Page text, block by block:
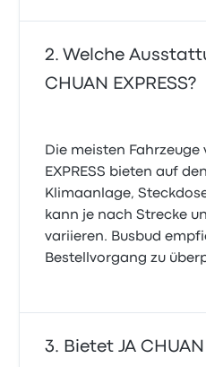
Welche
CHUAN EXPRESS?
Die meisten Fahrzeuge
EXPRESS bieten auf
Klimaanlage,
kann je nach Strecke
variieren. Busbud
Bestellvorgang zu
Bietet JA CHUAN